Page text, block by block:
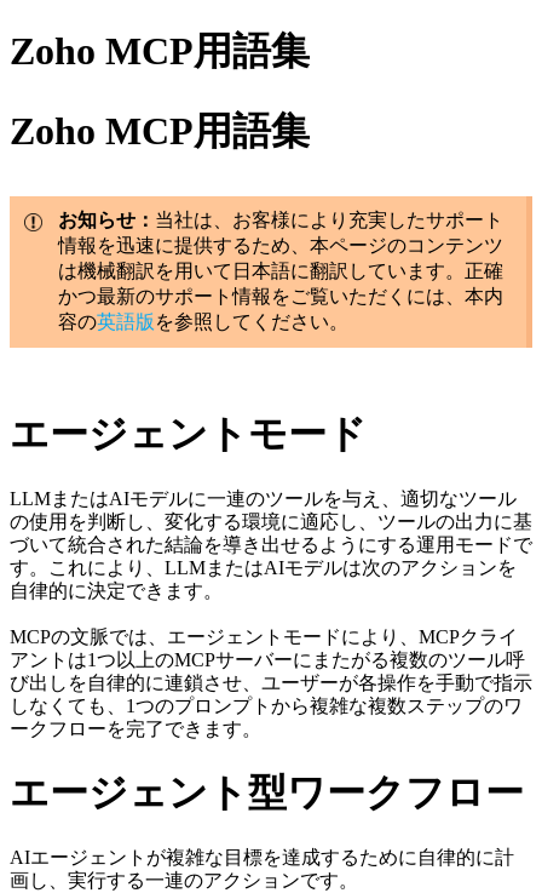
Zoho MCP用語集
Zoho MCP用語集
お知らせ： 当社は、お客様により充実したサポート
情報を迅速に提供するため、本ページのコンテンツ
は機械翻訳を用いて日本語に翻訳しています。正確
かつ最新のサポート情報をご覧いただくには、本内
容の英語版 を参照してください。
エージェントモード
LLMまたはAIモデルに一連のツールを与え、適切なツール
の使用を判断し、変化する環境に適応し、ツールの出力に基
づいて統合された結論を導き出せるようにする運用モードで
す。これにより、LLMまたはAIモデルは次のアクションを
自律的に決定できます。
MCPの文脈では、エージェントモードにより、MCPクライ
アントは1つ以上のMCPサーバーにまたがる複数のツール呼
び出しを自律的に連鎖させ、ユーザーが各操作を手動で指示
しなくても、1つのプロンプトから複雑な複数ステップのワ
ークフローを完了できます。
エージェント型ワークフロー
AIエージェントが複雑な目標を達成するために自律的に計
画し、実行する一連のアクションです。